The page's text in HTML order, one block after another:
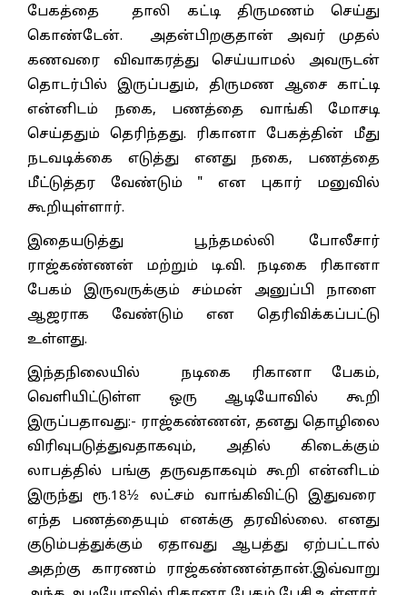
பேகத்தை தாலி கட்டி திருமணம் செய்து
கொண்டேன். அதன்பிறகுதான் அவர் முதல்
கணவரை விவாகரத்து செய்யாமல் அவருடன்
தொடர்பில் இருப்பதும், திருமண ஆசை காட்டி
என்னிடம் நகை, பணத்தை வாங்கி மோசடி
செய்ததும் தெரிந்தது. ரிகானா பேகத்தின் மீது
நடவடிக்கை எடுத்து எனது நகை, பணத்தை
மீட்டுத்தர வேண்டும் " என புகார் மனுவில்
கூறியுள்ளார்.
இதையடுத்து பூந்தமல்லி போலீசார்
ராஜ்கண்ணன் மற்றும் டி.வி. நடிகை ரிகானா
பேகம் இருவருக்கும் சம்மன் அனுப்பி நாளை
ஆஜராக வேண்டும் என தெரிவிக்கப்பட்டு
உள்ளது.
இந்தநிலையில் நடிகை ரிகானா பேகம்,
வெளியிட்டுள்ள ஒரு ஆடியோவில் கூறி
இருப்பதாவது:- ராஜ்கண்ணன், தனது தொழிலை
விரிவுபடுத்துவதாகவும், அதில் கிடைக்கும்
லாபத்தில் பங்கு தருவதாகவும் கூறி என்னிடம்
இருந்து ரூ.18½ லட்சம் வாங்கிவிட்டு இதுவரை
எந்த பணத்தையும் எனக்கு தரவில்லை. எனது
குடும்பத்துக்கும் ஏதாவது ஆபத்து ஏற்பட்டால்
அதற்கு காரணம் ராஜ்கண்ணன்தான்.இவ்வாறு